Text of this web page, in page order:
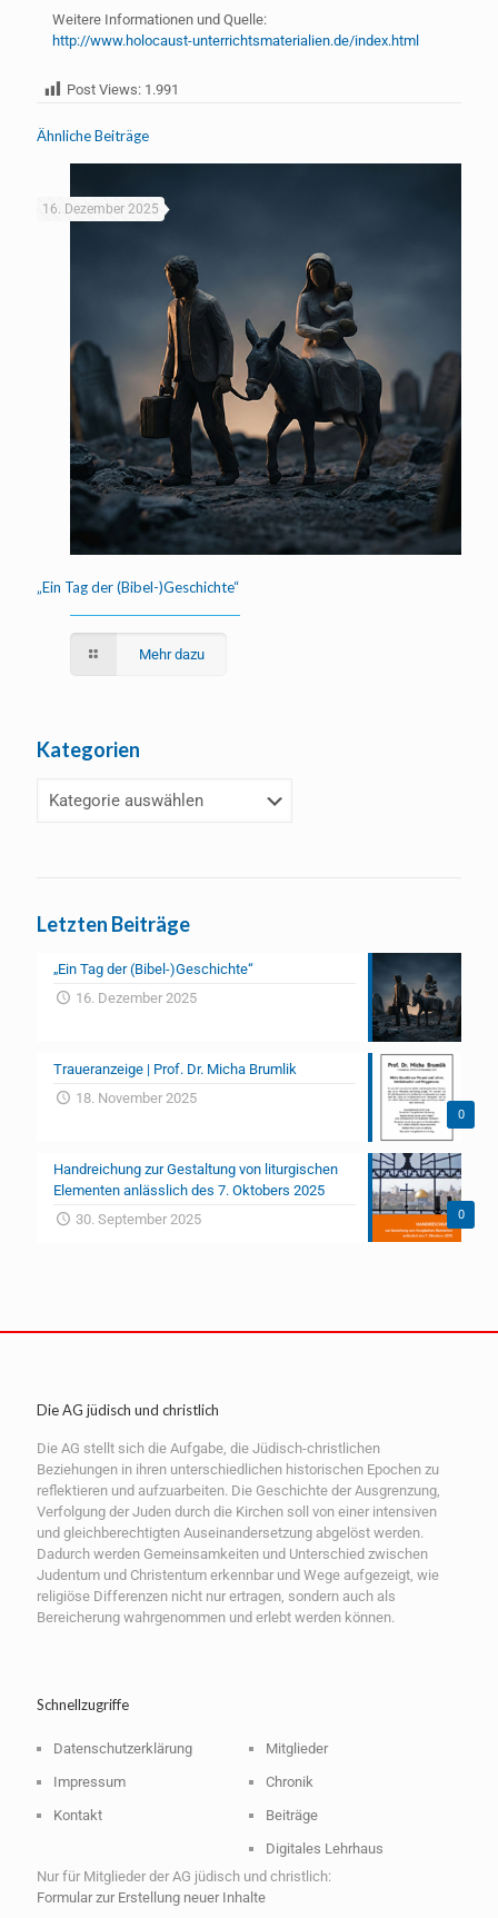
Weitere Informationen und Quelle:
http://www.holocaust-unterrichtsmaterialien.de/index.html
Post Views: 1.991
Ähnliche Beiträge
16. Dezember 2025
„Ein Tag der (Bibel-)Geschichte“
Mehr dazu
Kategorien
Letzten Beiträge
„Ein Tag der (Bibel-)Geschichte“
16. Dezember 2025
0
Traueranzeige | Prof. Dr. Micha Brumlik
18. November 2025
0
Handreichung zur Gestaltung von liturgischen
Elementen anlässlich des 7. Oktobers 2025
30. September 2025
Die AG jüdisch und christlich
Die AG stellt sich die Aufgabe, die Jüdisch-christlichen
Beziehungen in ihren unterschiedlichen historischen Epochen zu
reflektieren und aufzuarbeiten. Die Geschichte der Ausgrenzung,
Verfolgung der Juden durch die Kirchen soll von einer intensiven
und gleichberechtigten Auseinandersetzung abgelöst werden.
Dadurch werden Gemeinsamkeiten und Unterschied zwischen
Judentum und Christentum erkennbar und Wege aufgezeigt, wie
religiöse Differenzen nicht nur ertragen, sondern auch als
Bereicherung wahrgenommen und erlebt werden können.
Schnellzugriffe
Datenschutzerklärung
Impressum
Kontakt
Mitglieder
Chronik
Beiträge
Digitales Lehrhaus
Nur für Mitglieder der AG jüdisch und christlich:
Formular zur Erstellung neuer Inhalte